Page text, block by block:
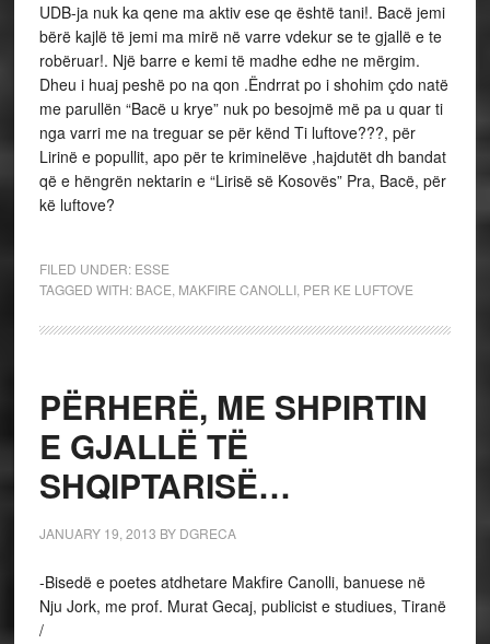
UDB-ja nuk ka qene ma aktiv ese qe është tani!. Bacë jemi
bërë kajlë të jemi ma mirë në varre vdekur se te gjallë e te
robëruar!. Një barre e kemi të madhe edhe ne mërgim.
Dheu i huaj peshë po na qon .Ëndrrat po i shohim çdo natë
me parullën “Bacë u krye” nuk po besojmë më pa u quar ti
nga varri me na treguar se për kënd Ti luftove???, për
Lirinë e popullit, apo për te kriminelëve ,hajdutët dh bandat
që e hëngrën nektarin e “Lirisë së Kosovës” Pra, Bacë, për
kë luftove?
FILED UNDER: ESSE
TAGGED WITH: BACE MAKFIRE CANOLLI, PER KE LUFTOVE
PËRHERË, ME SHPIRTIN
E GJALLË TË
SHQIPTARISË…
JANUARY 19, 2013 BY DGRECA
-Bisedë e poetes atdhetare Makfire Canolli, banuese në
Nju Jork, me prof. Murat Gecaj, publicist e studiues, Tiranë
/